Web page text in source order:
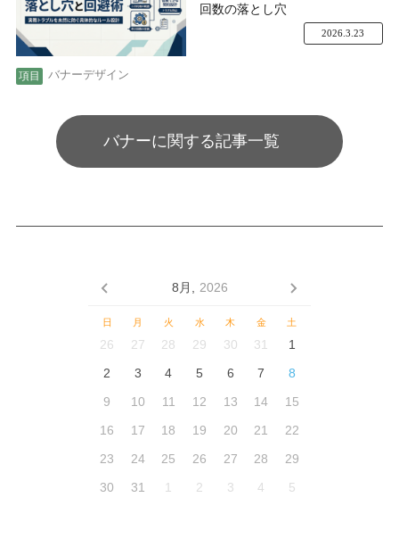
回数の落とし穴
バナーデザイン
2026.3.23
バナーに関する記事一覧
8月, 2026
日 月 火 水 木 金 土
26 27 28 29 30 31
1
2
3 4 5 6 7
8
9
10 11 12 13 14
15
16
17 18 19 20 21
22
23
24 25 26 27 28
29
30
31 1 2 3 4 5